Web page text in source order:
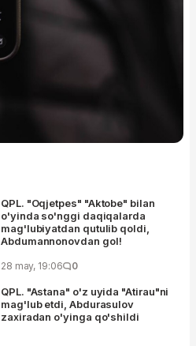
QPL. "Oqjetpes" "Aktobe" bilan
o'yinda so'nggi daqiqalarda
mag'lubiyatdan qutulib qoldi,
Abdumannonovdan gol!
28 may, 19:06 0
QPL. "Astana" o'z uyida "Atirau"ni
mag'lub etdi, Abdurasulov
zaxiradan o'yinga qo'shildi